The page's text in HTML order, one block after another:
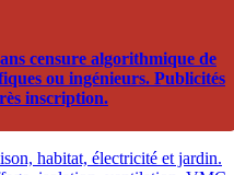
censure algorithmique de
ou ingénieurs. Publicités
inscription.
habitat, électricité et jardin.